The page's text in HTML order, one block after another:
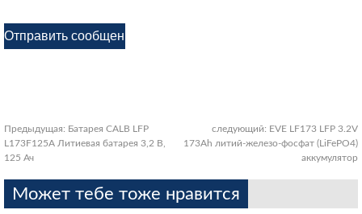
Предыдущая: Батарея CALB LFP
L173F125A Литиевая батарея 3,2 В,
125 Ач
следующий: EVE LF173 LFP 3.2V
173Ah литий-железо-фосфат (LiFePO4)
аккумулятор
Может тебе тоже нравится